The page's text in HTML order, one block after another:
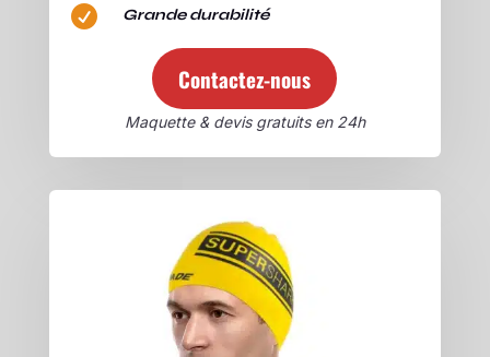
 Grande durabilité
Contactez-nous
Maquette & devis gratuits en 24h